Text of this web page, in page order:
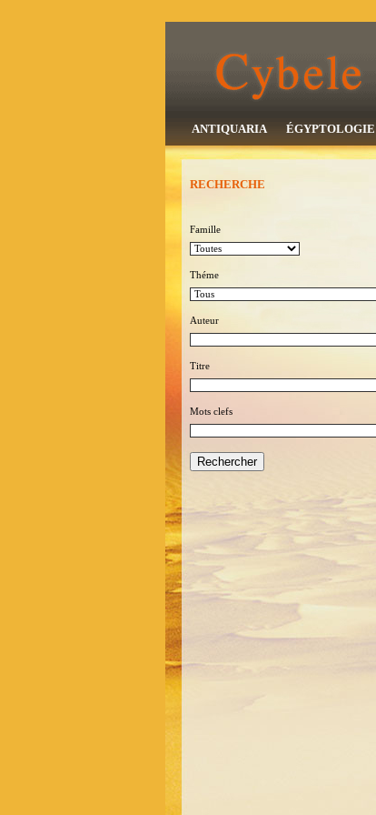
ANTIQUARIA ÉGYPTOLOGIE
RECHERCHE
Famille
Théme
Auteur
Titre
Mots clefs